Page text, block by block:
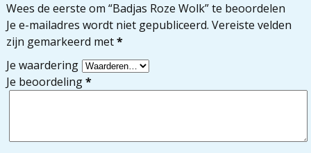
Wees de eerste om “Badjas Roze Wolk” te beoordelen
Je e-mailadres wordt niet gepubliceerd. Vereiste velden
zijn gemarkeerd met*
Je waardering
Je beoordeling*